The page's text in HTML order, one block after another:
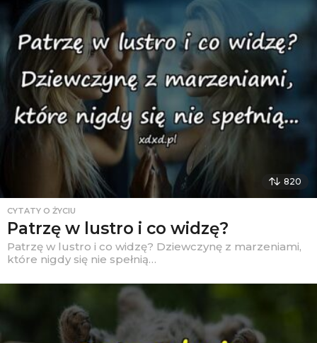
820
CYTATY O ŻYCIU
Patrzę w lustro i co widzę?
Patrzę w lustro i co widzę? Dziewczynę z marzeniami,
które nigdy się nie spełnią…